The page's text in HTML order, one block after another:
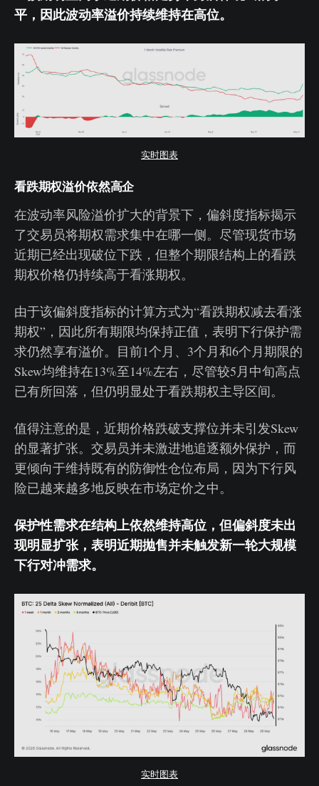
平，因此波动率溢价持续维持在高位。
实时图表
看跌期权溢价依然高企
在波动率风险溢价扩大的背景下，偏斜度指标揭示
了交易员将期权需求集中在哪一侧。尽管现货市场
近期已经出现破位下跌，但整个期限结构上的看跌
期权价格仍持续高于看涨期权。
由于该偏斜度指标的计算方式为“看跌期权减去看涨
期权”，因此所有期限均保持正值，表明下行保护需
求仍然享有溢价。目前1个月、3个月和6个月期限的
Skew均维持在13%至14%左右，尽管较5月中旬高点
已有所回落，但仍明显处于看跌期权主导区间。
值得注意的是，近期价格跌破支撑位并未引发Skew
的显著扩张。交易员并未激进地追逐额外保护，而
更倾向于维持既有的防御性仓位布局，因为下行风
险已越来越多地反映在市场定价之中。
保护性需求在结构上依然维持高位，但偏斜度未出
现明显扩张，表明近期抛售并未触发新一轮大规模
下行对冲需求。
实时图表